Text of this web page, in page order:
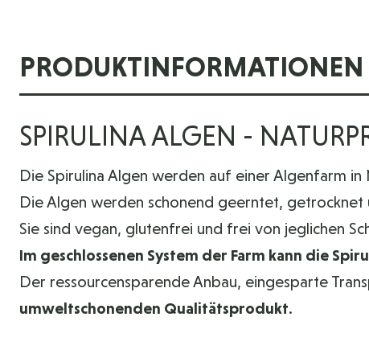
PRODUKTINFORMATIONEN
SPIRULINA ALGEN -
Die Spirulina Algen werden auf einer Algenfarm
Die Algen werden schonend geerntet,
Sie sind vegan, glutenfrei und frei von jeglichen
Im geschlossenen System der Farm kann die
Der ressourcensparende Anbau, eingesparte
umweltschonenden Qualitätsprodukt.